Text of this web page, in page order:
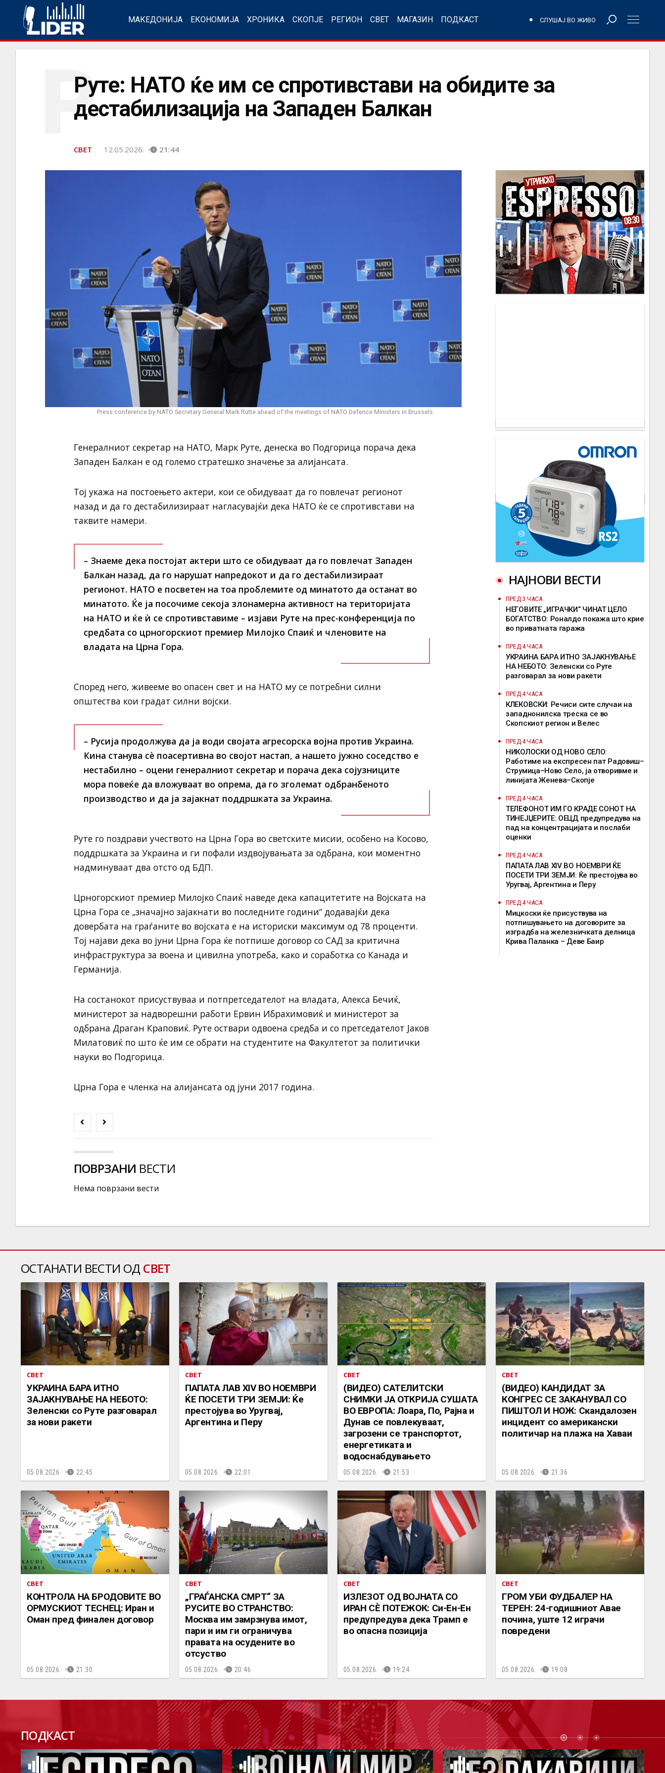
МАКЕДОНИЈА ЕКОНОМИЈА ХРОНИКА СКОПЈЕ РЕГИОН СВЕТ МАГАЗИН ПОДКАСТ СЛУШАЈ ВО ЖИВО
Руте: НАТО ќе им се спротивстави на обидите за
дестабилизација на Западен Балкан
Р
СВЕТ 12.05.2026. 21:44
Press conference by NATO Secretary General Mark Rutte ahead of the meetings of NATO Defence Ministers in Brussels
Генералниот секретар на НАТО, Марк Руте, денеска во Подгорица порача дека
Западен Балкан е од големо стратешко значење за алијансата.
Тој укажа на постоењето актери, кои се обидуваат да го повлечат регионот
назад и да го дестабилизираат нагласувајќи дека НАТО ќе се спротивстави на
таквите намери.
– Знаеме дека постојат актери што се обидуваат да го повлечат Западен
Балкан назад, да го нарушат напредокот и да го дестабилизираат
регионот. НАТО е посветен на тоа проблемите од минатото да останат во
минатото. Ќе ја посочиме секоја злонамерна активност на територијата
на НАТО и ќе ѝ се спротивставиме – изјави Руте на прес-конференција по
средбата со црногорскиот премиер Милојко Спаиќ и членовите на
владата на Црна Гора.
Според него, живееме во опасен свет и на НАТО му се потребни силни
општества кои градат силни војски.
– Русија продолжува да ја води својата агресорска војна против Украина.
Кина станува сè поасертивна во својот настап, а нашето јужно соседство е
нестабилно – оцени генералниот секретар и порача дека сојузниците
мора повеќе да вложуваат во опрема, да го зголемат одбранбеното
производство и да ја зајакнат поддршката за Украина.
Руте го поздрави учеството на Црна Гора во светските мисии, особено на Косово,
поддршката за Украина и ги пофали издвојувањата за одбрана, кои моментно
надминуваат два отсто од БДП.
Црногорскиот премиер Милојко Спаиќ наведе дека капацитетите на Војската на
Црна Гора се „значајно зајакнати во последните години“ додавајќи дека
довербата на граѓаните во војската е на историски максимум од 78 проценти.
Тој најави дека во јуни Црна Гора ќе потпише договор со САД за критична
инфраструктура за воена и цивилна употреба, како и соработка со Канада и
Германија.
На состанокот присуствуваа и потпретседателот на владата, Алекса Бечиќ,
министерот за надворешни работи Ервин Ибрахимовиќ и министерот за
одбрана Драган Краповиќ. Руте оствари одвоена средба и со претседателот Јаков
Милатовиќ по што ќе им се обрати на студентите на Факултетот за политички
науки во Подгорица.
Црна Гора е членка на алијансата од јуни 2017 година.
ПОВРЗАНИ ВЕСТИ
Нема поврзани вести
НАЈНОВИ ВЕСТИ
ПРЕД 3 ЧАСА
НЕГОВИТЕ „ИГРАЧКИ“ ЧИНАТ ЦЕЛО
БОГАТСТВО: Роналдо покажа што крие
во приватната гаража
ПРЕД 4 ЧАСА
УКРАИНА БАРА ИТНО ЗАЈАКНУВАЊЕ
НА НЕБОТО: Зеленски со Руте
разговарал за нови ракети
ПРЕД 4 ЧАСА
КЛЕКОВСКИ: Речиси сите случаи на
западнонилска треска се во
Скопскиот регион и Велес
ПРЕД 4 ЧАСА
НИКОЛОСКИ ОД НОВО СЕЛО:
Работиме на експресен пат Радовиш–
Струмица–Ново Село, ја отворивме и
линијата Женева–Скопје
ПРЕД 4 ЧАСА
ТЕЛЕФОНОТ ИМ ГО КРАДЕ СОНОТ НА
ТИНЕЈЏЕРИТЕ: ОЕЦД предупредува на
пад на концентрацијата и послаби
оценки
ПРЕД 4 ЧАСА
ПАПАТА ЛАВ XIV ВО НОЕМВРИ ЌЕ
ПОСЕТИ ТРИ ЗЕМЈИ: Ќе престојува во
Уругвај, Аргентина и Перу
ПРЕД 4 ЧАСА
Мицкоски ќе присуствува на
потпишувањето на договорите за
изградба на железничката делница
Крива Паланка – Деве Баир
ОСТАНАТИ ВЕСТИ ОД СВЕТ
СВЕТ
УКРАИНА БАРА ИТНО
ЗАЈАКНУВАЊЕ НА НЕБОТО:
Зеленски со Руте разговарал
за нови ракети
05.08.2026. 22:45
СВЕТ
ПАПАТА ЛАВ XIV ВО НОЕМВРИ
ЌЕ ПОСЕТИ ТРИ ЗЕМЈИ: Ќе
престојува во Уругвај,
Аргентина и Перу
05.08.2026. 22:01
СВЕТ
(ВИДЕО) САТЕЛИТСКИ
СНИМКИ ЈА ОТКРИЈА СУШАТА
ВО ЕВРОПА: Лоара, По, Рајна и
Дунав се повлекуваат,
загрозени се транспортот,
енергетиката и
водоснабдувањето
05.08.2026. 21:53
СВЕТ
(ВИДЕО) КАНДИДАТ ЗА
КОНГРЕС СЕ ЗАКАНУВАЛ СО
ПИШТОЛ И НОЖ: Скандалозен
инцидент со американски
политичар на плажа на Хаваи
05.08.2026. 21:36
СВЕТ
КОНТРОЛА НА БРОДОВИТЕ ВО
ОРМУСКИОТ ТЕСНЕЦ: Иран и
Оман пред финален договор
05.08.2026. 21:30
СВЕТ
„ГРАЃАНСКА СМРТ“ ЗА
РУСИТЕ ВО СТРАНСТВО:
Москва им замрзнува имот,
пари и им ги ограничува
правата на осудените во
отсуство
05.08.2026. 20:46
СВЕТ
ИЗЛЕЗОТ ОД ВОЈНАТА СО
ИРАН СÈ ПОТЕЖОК: Си-Ен-Ен
предупредува дека Трамп е
во опасна позиција
05.08.2026. 19:24
СВЕТ
ГРОМ УБИ ФУДБАЛЕР НА
ТЕРЕН: 24-годишниот Авае
почина, уште 12 играчи
повредени
05.08.2026. 19:08
ПОДКАСТ ПОДКАСТ